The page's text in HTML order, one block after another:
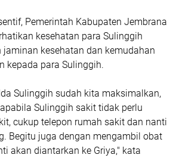
Pemerintah Kabupaten Jembrana
kesehatan para Sulinggih
jaminan kesehatan dan kemudahan
kepada para Sulinggih.
Sulinggih sudah kita maksimalkan,
Sulinggih sakit tidak perlu
cukup telepon rumah sakit dan nanti
Begitu juga dengan mengambil obat
akan diantarkan ke Griya," kata